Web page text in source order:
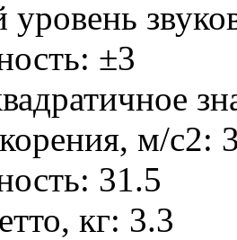
±3
м/с2:
31.5
кг: 3.3